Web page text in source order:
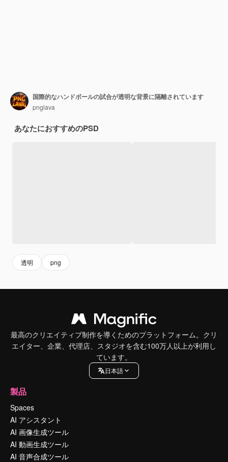
国際的なハンドボールの試合が透明な背景に隔離されています
pnglava
あなたにおすすめのPSD
透明 png
最高のクリエイティブ制作を導くためのプラットフォーム。クリ
エイター、企業、代理店、スタジオを含む100万人以上が利用し
ています。
日本語
製品
Spaces
AI アシスタント
AI 画像生成ツール
AI 動画生成ツール
AI 音声合成ツール